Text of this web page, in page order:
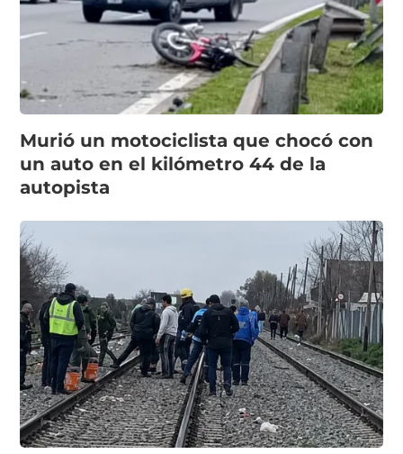
Murió un motociclista que chocó con
un auto en el kilómetro 44 de la
autopista